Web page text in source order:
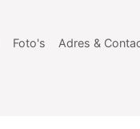
Foto's Adres &